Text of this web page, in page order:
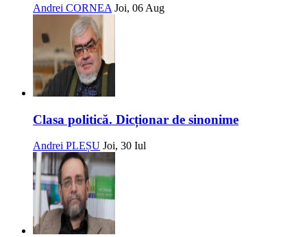
Andrei CORNEA Joi, 06 Aug
Clasa politică. Dicționar de sinonime
Andrei PLEȘU Joi, 30 Iul